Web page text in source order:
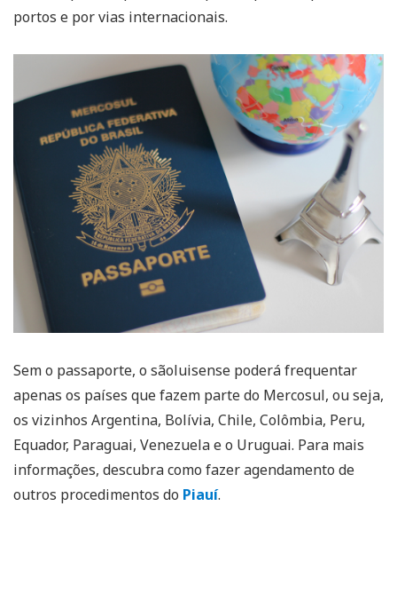
portos e por vias internacionais.
Sem o passaporte, o sãoluisense poderá frequentar
apenas os países que fazem parte do Mercosul, ou seja,
os vizinhos Argentina, Bolívia, Chile, Colômbia, Peru,
Equador, Paraguai, Venezuela e o Uruguai. Para mais
informações, descubra como fazer agendamento de
outros procedimentos do Piauí.